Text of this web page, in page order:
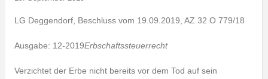
LG Deggendorf, Beschluss vom 19.09.2019, AZ 32 O 779/18
Ausgabe: 12-2019Erbschaftssteuerrecht
Verzichtet der Erbe nicht bereits vor dem Tod auf sein